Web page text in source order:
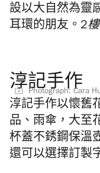
設以大自然為靈
耳環的朋友。 2
淳記手作
Photograph: Cara
淳記手作以懷舊
品 、雨傘，大至
杯蓋不銹鋼保溫
還可以選擇訂製